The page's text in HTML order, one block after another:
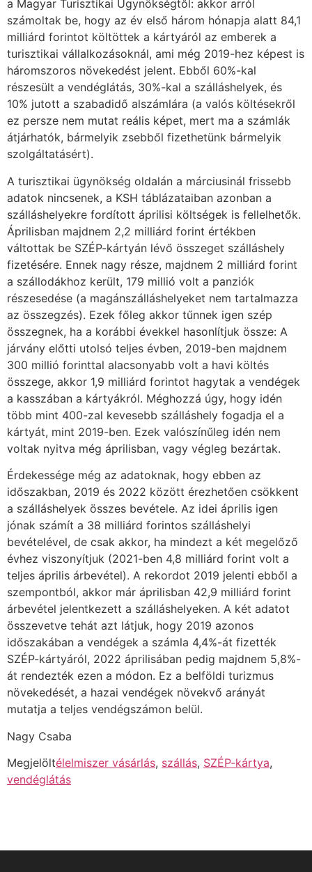
a Magyar Turisztikai Ügynökségtől: akkor arról
számoltak be, hogy az év első három hónapja alatt 84,1
milliárd forintot költöttek a kártyáról az emberek a
turisztikai vállalkozásoknál, ami még 2019-hez képest is
háromszoros növekedést jelent. Ebből 60%-kal
részesült a vendéglátás, 30%-kal a szálláshelyek, és
10% jutott a szabadidő alszámlára (a valós költésekről
ez persze nem mutat reális képet, mert ma a számlák
átjárhatók, bármelyik zsebből fizethetünk bármelyik
szolgáltatásért).
A turisztikai ügynökség oldalán a márciusinál frissebb
adatok nincsenek, a KSH táblázataiban azonban a
szálláshelyekre fordított áprilisi költségek is fellelhetők.
Áprilisban majdnem 2,2 milliárd forint értékben
váltottak be SZÉP-kártyán lévő összeget szálláshely
fizetésére. Ennek nagy része, majdnem 2 milliárd forint
a szállodákhoz került, 179 millió volt a panziók
részesedése (a magánszálláshelyeket nem tartalmazza
az összegzés). Ezek főleg akkor tűnnek igen szép
összegnek, ha a korábbi évekkel hasonlítjuk össze: A
járvány előtti utolsó teljes évben, 2019-ben majdnem
300 millió forinttal alacsonyabb volt a havi költés
összege, akkor 1,9 milliárd forintot hagytak a vendégek
a kasszában a kártyákról. Méghozzá úgy, hogy idén
több mint 400-zal kevesebb szálláshely fogadja el a
kártyát, mint 2019-ben. Ezek valószínűleg idén nem
voltak nyitva még áprilisban, vagy végleg bezártak.
Érdekessége még az adatoknak, hogy ebben az
időszakban, 2019 és 2022 között érezhetően csökkent
a szálláshelyek összes bevétele. Az idei április igen
jónak számít a 38 milliárd forintos szálláshelyi
bevételével, de csak akkor, ha mindezt a két megelőző
évhez viszonyítjuk (2021-ben 4,8 milliárd forint volt a
teljes április árbevétel). A rekordot 2019 jelenti ebből a
szempontból, akkor már áprilisban 42,9 milliárd forint
árbevétel jelentkezett a szálláshelyeken. A két adatot
összevetve tehát azt látjuk, hogy 2019 azonos
időszakában a vendégek a számla 4,4%-át fizették
SZÉP-kártyáról, 2022 áprilisában pedig majdnem 5,8%-
át rendezték ezen a módon. Ez a belföldi turizmus
növekedését, a hazai vendégek növekvő arányát
mutatja a teljes vendégszámon belül.
Nagy Csaba
Megjelöltélelmiszer vásárlás, szállás, SZÉP-kártya,
vendéglátás